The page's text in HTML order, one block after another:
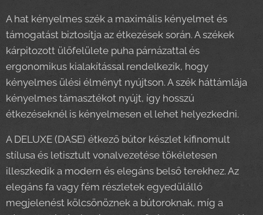
A hat kényelmes szék a maximális kényelmet és
támogatást biztosítja az étkezések során. A székek
kárpitozott ülőfelülete puha párnázattal és
ergonomikus kialakítással rendelkezik, hogy
kényelmes ülési élményt nyújtson. A szék háttámlája
kényelmes támasztékot nyújt, így hosszú
étkezéseknél is kényelmesen el lehet helyezkedni.
A DELUXE (DASE) étkező bútor készlet kifinomult
stílusa és letisztult vonalvezetése tökéletesen
illeszkedik a modern és elegáns belső terekhez. Az
elegáns fa vagy fém részletek egyedülálló
megjelenést kölcsönöznek a bútoroknak, míg a